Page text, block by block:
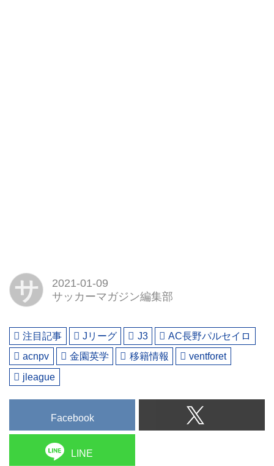
サ
2021-01-09
サッカーマガジン編集部
注目記事 Jリーグ J3
AC長野パルセイロ
acnpv
金園英学 移籍情報
ventforet
jleague
Facebook
LINE